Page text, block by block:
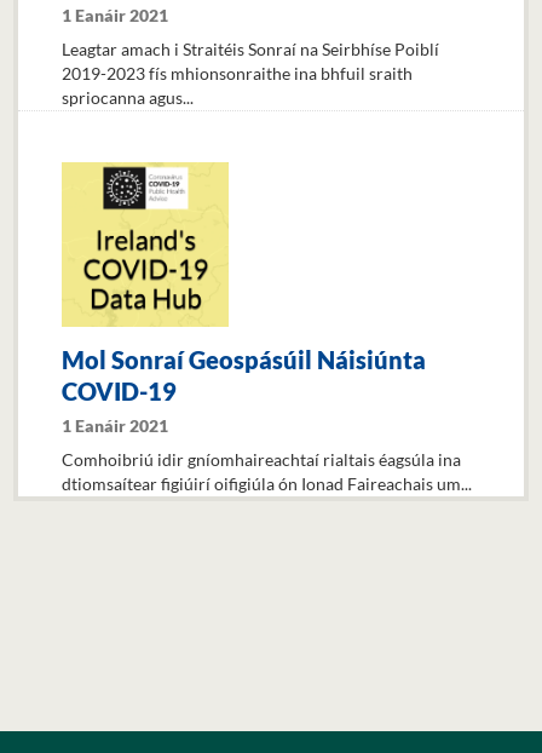
1 Eanáir 2021
Leagtar amach i Straitéis Sonraí na Seirbhíse Poiblí
2019-2023 fís mhionsonraithe ina bhfuil sraith
spriocanna agus...
Mol Sonraí Geospásúil Náisiúnta
COVID-19
1 Eanáir 2021
Comhoibriú idir gníomhaireachtaí rialtais éagsúla ina
dtiomsaítear figiúirí oifigiúla ón Ionad Faireachais um...